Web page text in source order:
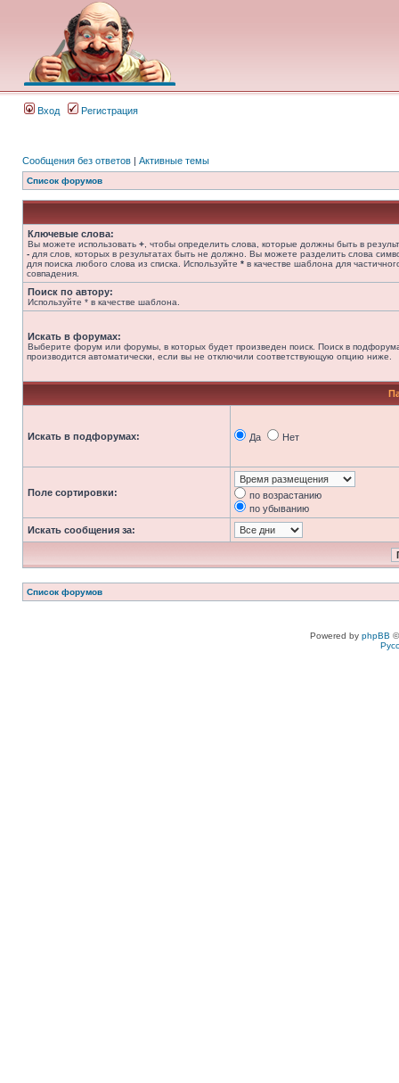
Вход Регистрация
Сообщения без ответов | Активные темы
Список форумов
Ключевые слова:
Вы можете использовать + , чтобы определить слова, которые должны быть в
- для слов, которых в результатах быть не должно. Вы можете разделить слова
для поиска любого слова из списка. Используйте * в качестве шаблона для
совпадения.
Поиск по автору:
Используйте * в качестве шаблона.
Искать в форумах:
Выберите форум или форумы, в которых будет произведен поиск. Поиск в
производится автоматически, если вы не отключили соответствующую опцию ниже.
Искать в подфорумах: Да Нет
Поле сортировки:
по возрастанию
по убыванию
Искать сообщения за:
Список форумов
Powered by phpBB